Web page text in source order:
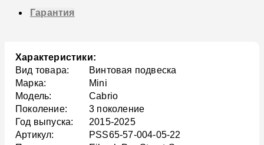
Гарантия
Характеристики:
Вид товара:
Винтовая подвеска
Марка:
Mini
Модель:
Cabrio
Поколение:
3 поколение
Год выпуска:
2015-2025
Артикул:
PSS65-57-004-05-22